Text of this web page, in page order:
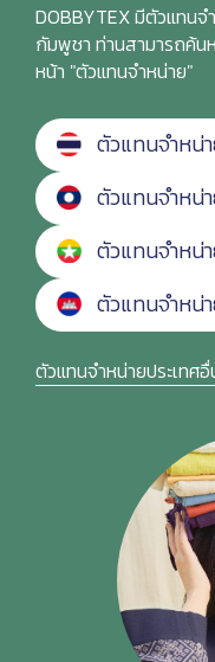
DOBBYTEX มีตัวแทนจ
กัมพูชา ท่านสามารถค้น
หน้า "ตัวแทนจำหน่าย"
ตัวแทนจำหน่
ตัวแทนจำหน่า
ตัวแทนจำหน่
ตัวแทนจำหน่
ตัวแทนจำหน่ายประเทศ